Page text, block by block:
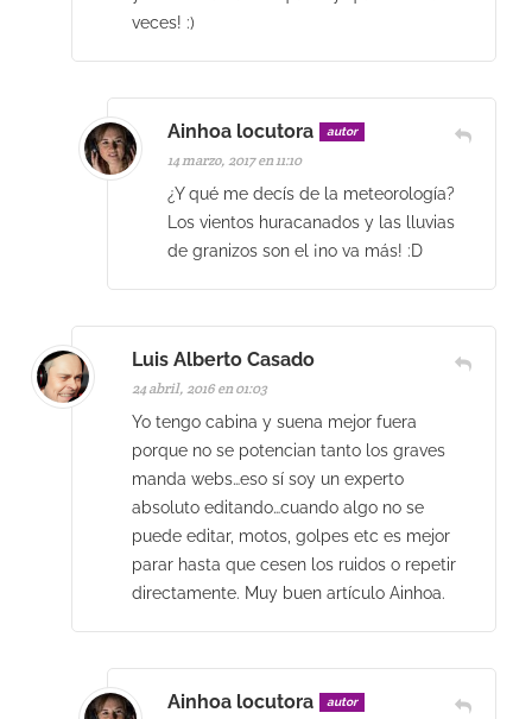
veces! :)
Ainhoa locutora autor
14 marzo, 2017 en 11:10
¿Y qué me decís de la meteorología?
Los vientos huracanados y las lluvias
de granizos son el ¡no va más! :D
Luis Alberto Casado
24 abril, 2016 en 01:03
Yo tengo cabina y suena mejor fuera
porque no se potencian tanto los graves
manda webs…eso sí soy un experto
absoluto editando…cuando algo no se
puede editar, motos, golpes etc es mejor
parar hasta que cesen los ruidos o repetir
directamente. Muy buen artículo Ainhoa.
Ainhoa locutora autor